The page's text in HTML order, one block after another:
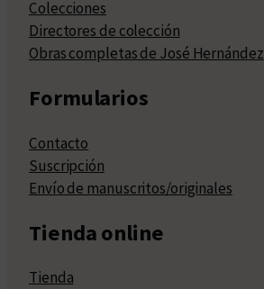
Colecciones
Directores de colección
Obras completas de José Hernández
Formularios
Contacto
Suscripción
Envío de manuscritos/originales
Tienda online
Tienda